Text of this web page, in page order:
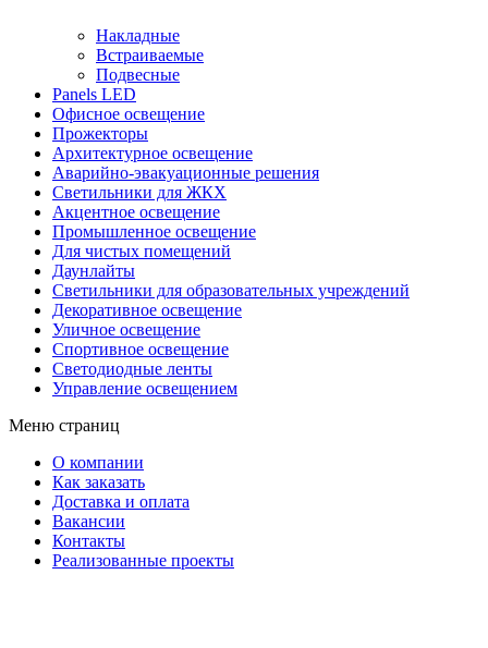
Накладные
Встраиваемые
Подвесные
Panels LED
Офисное освещение
Прожекторы
Архитектурное освещение
Аварийно-эвакуационные решения
Светильники для ЖКХ
Акцентное освещение
Промышленное освещение
Для чистых помещений
Даунлайты
Светильники для образовательных учреждений
Декоративное освещение
Уличное освещение
Спортивное освещение
Светодиодные ленты
Управление освещением
Меню страниц
О компании
Как заказать
Доставка и оплата
Вакансии
Контакты
Реализованные проекты